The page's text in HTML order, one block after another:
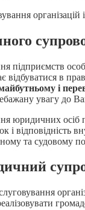
організацій
підприємств
відбуватися в
і
увагу до
юридичних осіб
відповідність
та судовому